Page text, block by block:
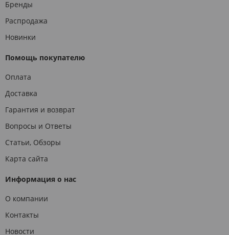
Бренды
Распродажа
Новинки
Помощь покупателю
Оплата
Доставка
Гарантия и возврат
Вопросы и Ответы
Статьи, Обзоры
Карта сайта
Информация о нас
О компании
Контакты
Новости